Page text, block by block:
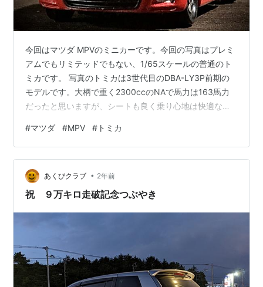
今回はマツダ MPVのミニカーです。今回の写真はプレミ
アムでもリミテッドでもない、1/65スケールの普通のト
ミカです。 写真のトミカは3世代目のDBA-LY3P前期の
モデルです。大柄で重く2300ccのNAで馬力は163馬力
だったと思いますが、シートも良く乗り心地は快適なサ
り、なるべく疲れないクルマとしてMPVはとても高いパ
フォーマンスを発揮してくれました。長距離長時間をな
るべく疲れず走破するクルマの条件として「長いホイー
ルベース」「ワイドトレッド」「ある程度の車重」を満
たしたクルマでした。 長距離長時間運転を楽に走破でき
#マツダ #MPV # トミカ
あくびクラブ • 2年前
祝 ９万キロ走破記念つぶやき